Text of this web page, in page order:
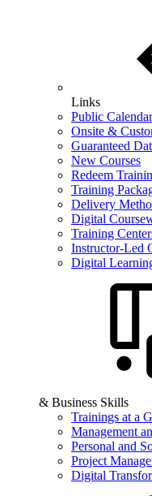
Links
Public Calendar
Onsite &
Guaranteed
New Courses
Redeem
Training
Delivery
Digital
Training
Instructor-Led
Digital
& Business Skills
Trainings at a
Management
Personal and
Project
Digital